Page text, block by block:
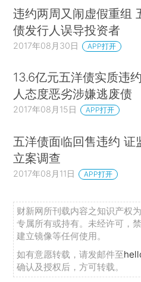
违约两周又闹虚假重组
债发行人误导投资者
2017年08月30日 APP打开
13.6亿元五洋债实质违
人态度恶劣涉嫌逃废债
2017年08月15日 APP打开
五洋债面临回售违约 证
立案调查
2017年08月11日 APP打开
财新网所刊载内容之知识产权
专属所有或持有。未经许可，
建立镜像等任何使用。
如有意愿转载，请发邮件至
确认及授权后，方可转载。